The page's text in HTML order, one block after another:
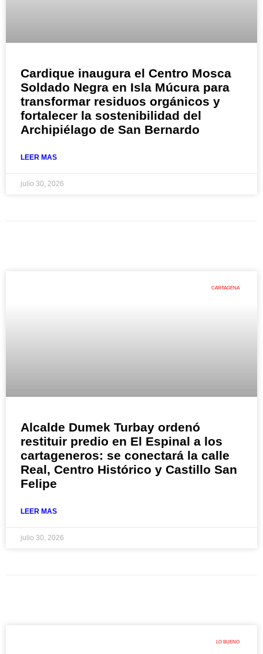
Cardique inaugura el Centro Mosca
Soldado Negra en Isla Múcura para
transformar residuos orgánicos y
fortalecer la sostenibilidad del
Archipiélago de San Bernardo
LEER MAS
julio 30, 2026
CARTAGENA
Alcalde Dumek Turbay ordenó
restituir predio en El Espinal a los
cartageneros: se conectará la calle
Real, Centro Histórico y Castillo San
Felipe
LEER MAS
julio 30, 2026
LO BUENO